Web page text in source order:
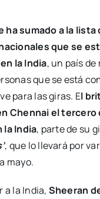
ha sumado a la
que se
la India, un país de
que se está
para las giras. El
Chennai el tercero
India, parte de su
, que lo llevará por
mayo.
a la India, Sheeran